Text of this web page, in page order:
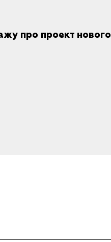
про проект нового